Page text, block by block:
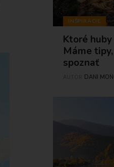
INŠPIRÁCIE
Ktoré
Máme
spoznať
DANI